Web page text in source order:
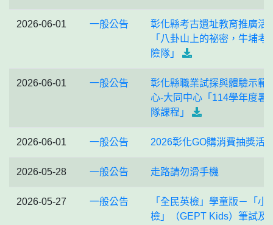
2026-06-01 一般公告
彰化縣考古遺址教育推廣活
「八卦山上的祕密，牛埔考
險隊」
2026-06-01 一般公告
彰化縣職業試探與體驗示範
心-大同中心「114學年度暑
隊課程」
2026-06-01 一般公告 2026彰化GO購消費抽獎活
2026-05-28 一般公告 走路請勿滑手機
2026-05-27 一般公告
「全民英檢」學童版－「小
檢」（GEPT Kids）筆試及